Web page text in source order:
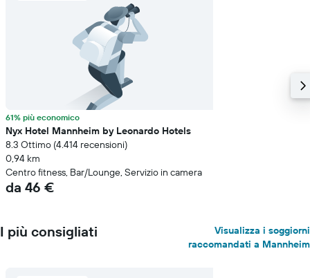
61% più economico
Nyx Hotel Mannheim by Leonardo Hotels
8.3 Ottimo (4.414 recensioni)
0,94 km
Centro fitness, Bar/Lounge, Servizio in camera
da 46 €
I più consigliati
Visualizza i soggiorni
raccomandati a Mannheim